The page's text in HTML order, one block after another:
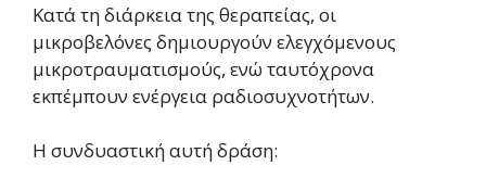
Κατά τη διάρκεια της θεραπείας, οι
μικροβελόνες δημιουργούν ελεγχόμενους
μικροτραυματισμούς, ενώ ταυτόχρονα
εκπέμπουν ενέργεια ραδιοσυχνοτήτων.
Η συνδυαστική αυτή δράση: